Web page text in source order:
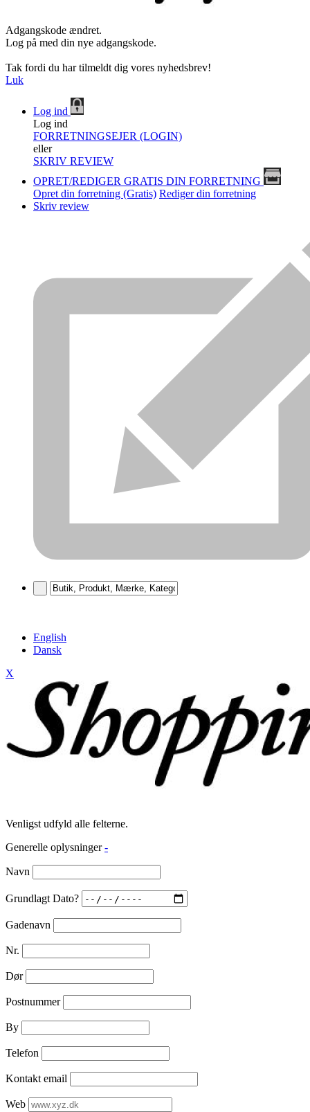
Adgangskode ændret.
Log på med din nye adgangskode.
Tak fordi du har tilmeldt dig vores nyhedsbrev!
Luk
Log ind
Log ind
FORRETNINGSEJER (LOGIN)
eller
SKRIV REVIEW
OPRET/REDIGER GRATIS DIN FORRETNING
Opret din forretning (Gratis) Rediger din forretning
Skriv review
English
Dansk
X
Venligst udfyld alle felterne.
Generelle oplysninger -
Navn
Grundlagt Dato?
Gadenavn
Nr.
Dør
Postnummer
By
Telefon
Kontakt email
Web